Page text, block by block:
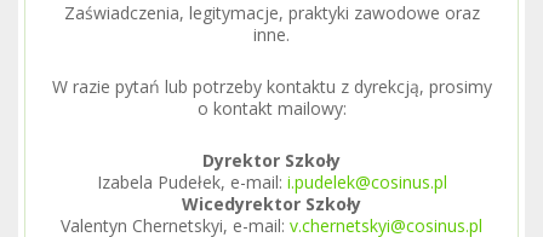
Zaświadczenia, legitymacje, praktyki zawodowe oraz
inne.
W razie pytań lub potrzeby kontaktu z dyrekcją, prosimy
o kontakt mailowy:
Dyrektor Szkoły
Izabela Pudełek, e-mail: i.pudelek@cosinus.pl
Wicedyrektor Szkoły
Valentyn Chernetskyi, e-mail: v.chernetskyi@cosinus.pl